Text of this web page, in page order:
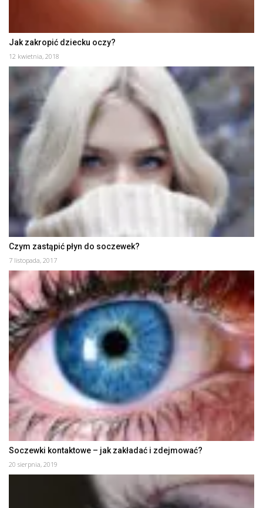
Jak zakropić dziecku oczy?
12 kwietnia, 2018
Czym zastąpić płyn do soczewek?
7 listopada, 2017
Soczewki kontaktowe – jak zakładać i zdejmować?
20 sierpnia, 2019